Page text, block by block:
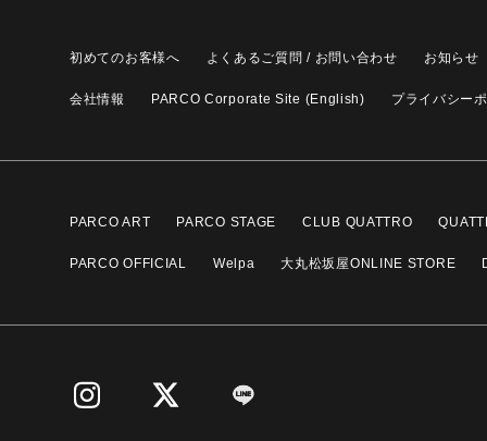
初めてのお客様へ よくあるご質問 / お問い合わせ お知らせ
会社情報 PARCO Corporate Site (English) プライバシー
PARCO ART PARCO STAGE CLUB QUATTRO
PARCO OFFICIAL Welpa 大丸松坂屋ONLINE STORE